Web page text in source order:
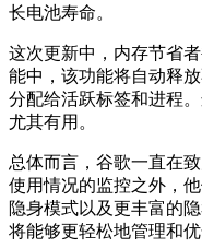
长电池寿命。
这次更新中，内存节省
能中，该功能将自动释
分配给活跃标签和进程
尤其有用。
总体而言，谷歌一直在
使用情况的监控之外，
隐身模式以及更丰富的
将能够更轻松地管理和